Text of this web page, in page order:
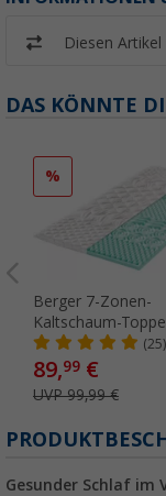
Diesen
DAS KÖNNTE
%
Berger 7-Zonen-
Kaltschaum-
90 x 190 cm
(25)
89,99 €
UVP 99,99 €
Gesunder Schlaf im